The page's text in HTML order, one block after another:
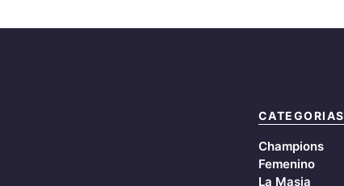
CATEGORIAS
Champions
Femenino
La Masia